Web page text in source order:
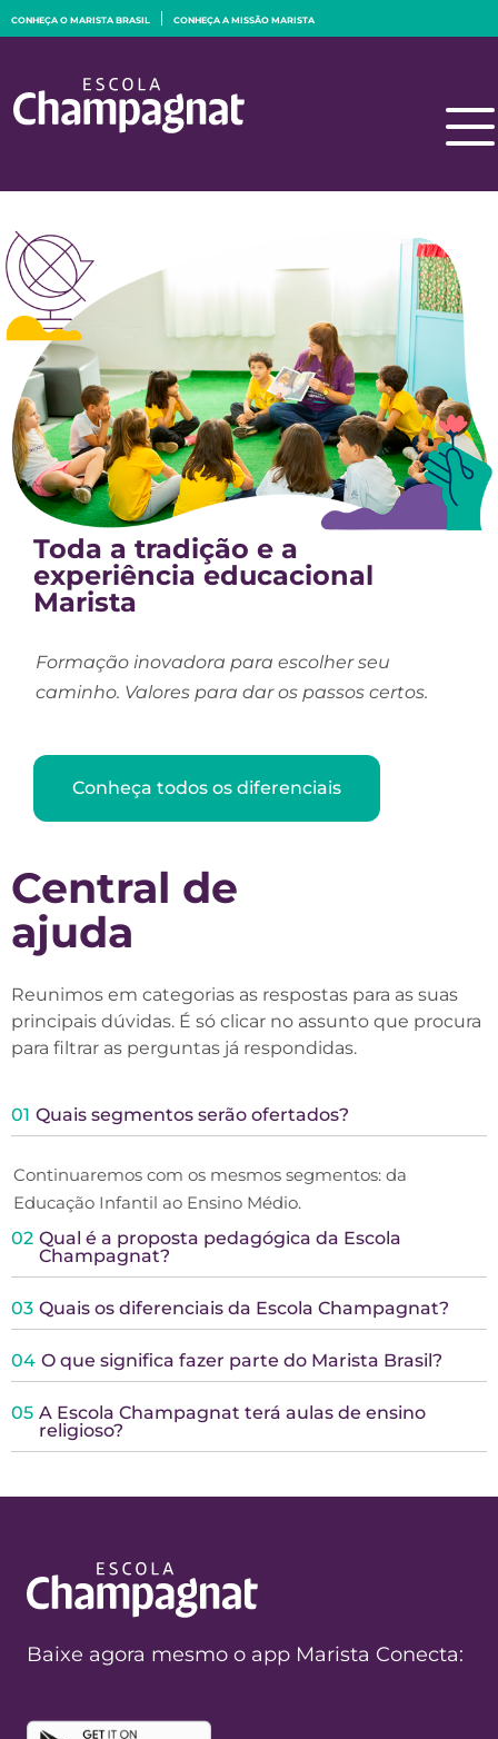
CONHEÇA O MARISTA BRASIL CONHEÇA A MISSÃO MARISTA
Toda a tradição e a
experiência educacional
Marista
Formação inovadora para escolher seu
caminho. Valores para dar os passos certos.
Conheça todos os diferenciais
Central de
ajuda
Reunimos em categorias as respostas para as suas
principais dúvidas. É só clicar no assunto que procura
para filtrar as perguntas já respondidas.
01 Quais segmentos serão ofertados?
Continuaremos com os mesmos segmentos: da
Educação Infantil ao Ensino Médio.
02 Qual é a proposta pedagógica da Escola
Champagnat?
03 Quais os diferenciais da Escola Champagnat?
04 O que significa fazer parte do Marista Brasil?
05 A Escola Champagnat terá aulas de ensino
religioso?
Baixe agora mesmo o app Marista Conecta: